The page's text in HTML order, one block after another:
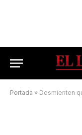
Portada » Desmienten que